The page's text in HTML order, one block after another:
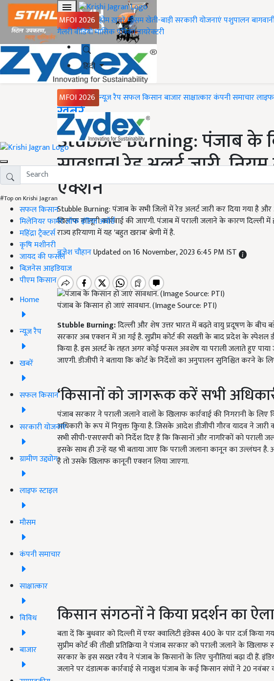
MFOI 2026 होमख़बरेंमौसमखेती-बाड़ीसरकारी योजनाएंपशुपालन
गैलरीवीडियोमासिक पत्रिकाडायरेक्टरी
हिंदी
MFOI 2026 न्यूज़ रैपसफल किसानबाजारसाक्षात्कारकंपनी समाचार
#Top on Krishi Jagran
सफल किसान
मिलेनियर फार्मर ऑफ इंडिया अवॉर्ड
महिंद्रा ट्रैक्टर्स
कृषि मशीनरी
जायद की फसल
बिज़नेस आइडियाज
पीएम किसान
Home
न्यूज़ रैप
खबरें
सफल किसान
सरकारी योजनाएं
ग्रामीण उद्द्योग
लाइफ स्टाइल
मौसम
कंपनी समाचार
साक्षात्कार
विविध
बाजार
Home
ख़बरें
Stubble Burning: पंजाब के
सावधान! रेड अलर्ट जारी, नियम
एक्शन
Stubble Burning: पंजाब के सभी जिलों में रेड अलर्ट जारी कर दिया गया है
खिलाफ कानूनी कार्रवाई की जाएगी. पंजाब में पराली जलाने के कारण दिल्ली
राज्य हरियाणा में यह 'बहुत खराब' श्रेणी में है.
बृजेश चौहानUpdated on 16 November, 2023 6:45 PM IST
पंजाब के किसान हो जाएं सावधान. (Image Source: PTI)
Stubble Burning:दिल्ली और शेष उत्तर भारत में बढ़ते वायु प्रदूषण के बीच
सरकार अब एक्शन में आ गई है. सुप्रीम कोर्ट की सख्ती के बाद प्रदेश के स्पेशल
किया है. इस अलर्ट के तहत अगर कोई फसल अवशेष या पराली जलाते हुए पाया
जाएगी. डीजीपी ने बताया कि कोर्ट के निर्देशों का अनुपालन सुनिश्चित करने के
‘किसानों को जागरूक करें सभी
पंजाब सरकार ने पराली जलाने वालों के खिलाफ कार्रवाई की निगरानी के लिए
अधिकारी के रूप में नियुक्त किुया है. जिसके आदेश डीजीपी गौरव यादव ने जारी
सभी सीपी-एसएसपी को निर्देश दिए हैं कि किसानों और नागरिकों को पराली
इसके साथ ही उन्हें यह भी बताया जाए कि पराली जलाना कानून का उल्लंघन
है तो उसके खिलाफ कानूनी एक्शन लिया जाएगा.
किसान संगठनों ने किया प्रदर्शन का
बता दें कि बुधवार को दिल्ली में एयर क्वालिटी इंडेक्स 400 के पार दर्ज किया
सुप्रीम कोर्ट की तीखी प्रतिक्रिया ने पंजाब सरकार को पराली जलाने के
सरकार के इस सख्त रवैय ने पंजाब के किसानों के लिए चुनौतियां बढ़ा दी हैं.
जलाने पर दंडात्मक कार्रवाई से नाखुश पंजाब के कई किसान संघों ने 20 नवंबर